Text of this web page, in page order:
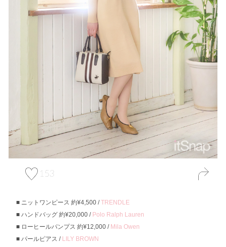
153
ニットワンピース 約¥4,500 /TRENDLE
ハンドバッグ 約¥20,000 / Polo Ralph Lauren
ローヒールパンプス 約¥12,000 / Mila Owen
パールピアス / LILY BROWN